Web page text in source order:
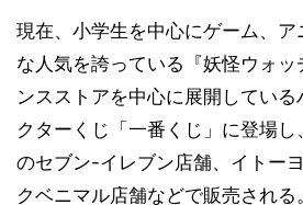
現在、小学生を中心にゲーム、
な人気を誇っている『妖怪ウォ
ンスストアを中心に展開している
クターくじ「一番くじ」に登場
のセブン-イレブン店舗、イトー
クベニマル店舗などで販売される